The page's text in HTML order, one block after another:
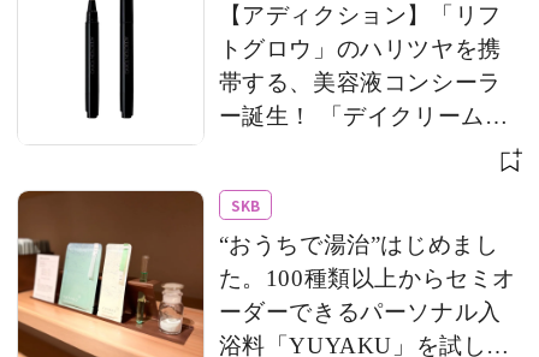
【アディクション】「リフ
トグロウ」のハリツヤを携
帯する、美容液コンシーラ
ー誕生！ 「デイクリーム」
のモバイルサイズもライン
SKB
“おうちで湯治”はじめまし
た。100種類以上からセミオ
ーダーできるパーソナル入
浴料「YUYAKU」を試して